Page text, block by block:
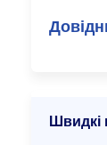
Швидкі